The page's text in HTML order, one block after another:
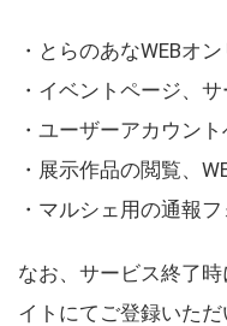
・とらのあなWEBオ
・イベントページ、
・ユーザーアカウン
・展示作品の閲覧、
・マルシェ用の通報
なお、サービス終了
イトにてご登録いただ